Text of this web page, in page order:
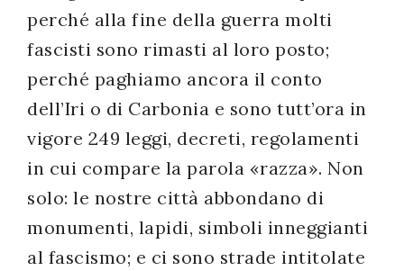
perché alla fine della guerra molti
fascisti sono rimasti al loro posto;
perché paghiamo ancora il conto
dell’Iri o di Carbonia e sono tutt’ora in
vigore 249 leggi, decreti, regolamenti
in cui compare la parola «razza». Non
solo: le nostre città abbondano di
monumenti, lapidi, simboli inneggianti
al fascismo; e ci sono strade intitolate